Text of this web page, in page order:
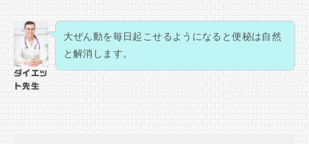
ダイエッ
ト先生
大ぜん動を毎日起こせるようになると便秘は自然
と解消します。